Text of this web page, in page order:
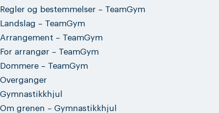
Regler og bestemmelser – TeamGym
Landslag – TeamGym
Arrangement – TeamGym
For arrangør – TeamGym
Dommere – TeamGym
Overganger
Gymnastikkhjul
Om grenen – Gymnastikkhjul